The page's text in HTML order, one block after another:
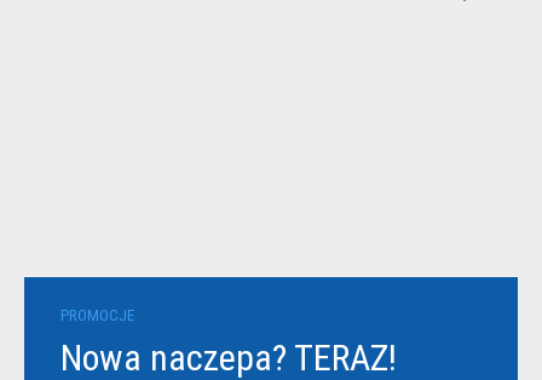
PROMOCJE
Nowa naczepa? TERAZ!